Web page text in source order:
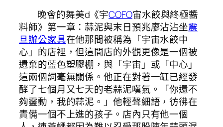
晚會的舞美d《宇COFO宙水餃與終極醬
料師》第一章：蒜泥與末日預兆廖沾沾坐震
旦辦公家具在他那間被稱為「宇宙水餃中
心」的店裡，但這間店的外觀更像是一個被
遺棄的藍色塑膠棚，與「宇宙」或「中心」
這兩個詞毫無關係。他正在對著一缸已經發
酵了七個月又七天的老蒜泥嘆氣。「你還不
夠靈動，我的蒜泥。」他輕聲細語，彷彿在
責備一個不上進的孩子。店內只有他一個